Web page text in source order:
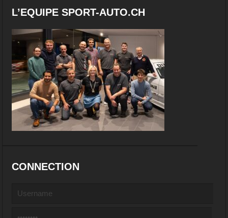
L’EQUIPE SPORT-AUTO.CH
CONNECTION